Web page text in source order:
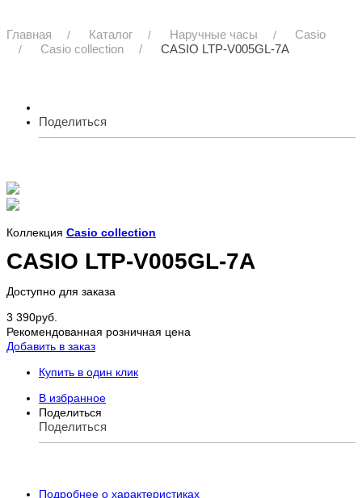
Главная Каталог Наручные часы
Casio
Casio collection
CASIO LTP-V005GL-7A
Поделиться
Коллекция Casio collection
CASIO LTP-V005GL-7A
Доступно для заказа
3 390руб.
Рекомендованная розничная цена
Добавить в заказ
Купить в один клик
В избранное
Поделиться
Поделиться
Подробнее о характеристиках